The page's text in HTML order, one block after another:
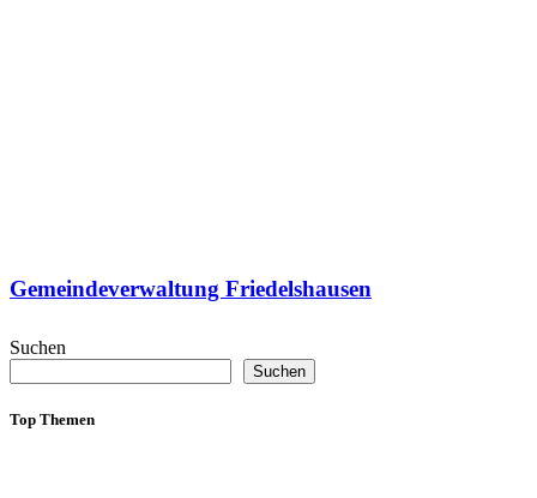
Gemeindeverwaltung Friedelshausen
Suchen
Suchen
Top Themen